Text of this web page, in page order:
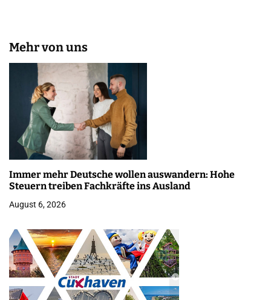
Mehr von uns
Immer mehr Deutsche wollen auswandern: Hohe
Steuern treiben Fachkräfte ins Ausland
August 6, 2026